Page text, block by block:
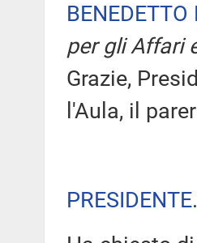
per gli Affari
Grazie,
l'Aula, il
PRESIDENTE